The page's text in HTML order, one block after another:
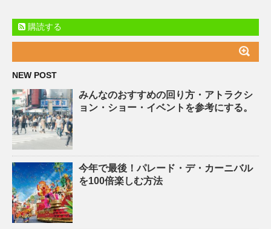
購読する
NEW POST
みんなのおすすめの回り方・アトラクシ
ョン・ショー・イベントを参考にする。
今年で最後！パレード・デ・カーニバル
を100倍楽しむ方法